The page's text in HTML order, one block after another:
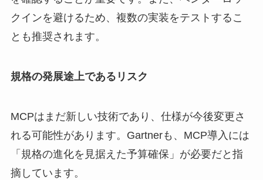
クインを避けるため、複数の実装をテストするこ
とも推奨されます。
規格の発展途上であるリスク
MCPはまだ新しい技術であり、仕様が今後変更さ
れる可能性があります。Gartnerも、MCP導入には
「規格の進化を見据えた予算確保」が必要だと指
摘しています。